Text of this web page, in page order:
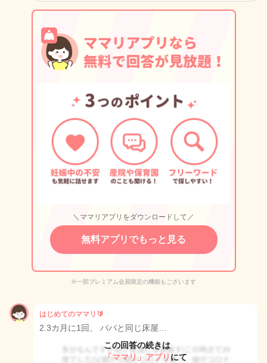
＼ママリアプリをダウンロードして／
無料アプリでもっと見る
※一部プレミアム会員限定の機能もございます
はじめてのママリ🔰
2.3カ月に1回、 パパと同じ床屋…
この回答の続きは
「ママリ」アプリ にて